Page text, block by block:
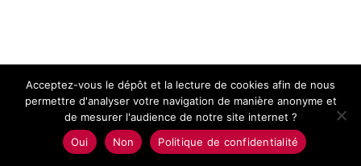
Acceptez-vous le dépôt et la lecture de cookies afin de nous
permettre d'analyser votre navigation de manière anonyme et
de mesurer l'audience de notre site internet ?
Oui
Non Politique de confidentialité